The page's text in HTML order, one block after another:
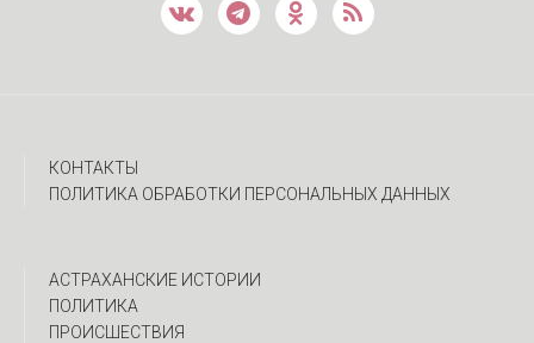
КОНТАКТЫ
ПОЛИТИКА ОБРАБОТКИ ПЕРСОНАЛЬНЫХ ДАННЫХ
АСТРАХАНСКИЕ ИСТОРИИ
ПОЛИТИКА
ПРОИСШЕСТВИЯ